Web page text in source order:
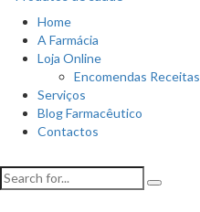
Home
A Farmácia
Loja Online
Encomendas Receitas
Serviços
Blog Farmacêutico
Contactos